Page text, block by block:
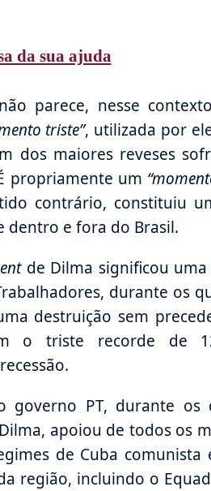
da sua ajuda
parece, nesse
triste”, utilizada por
dos maiores reveses
propriamente um
contrário, constituiu
dentro e fora do Brasil.
de Dilma significou
durante os
destruição sem
o triste recorde de
PT, durante os
apoiou de todos os
de Cuba comunista
região, incluindo o